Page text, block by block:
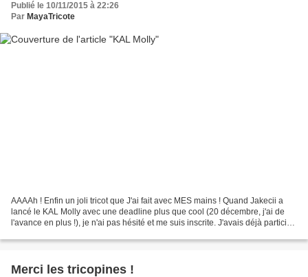
Publié le 10/11/2015 à 22:26
Par MayaTricote
AAAAh ! Enfin un joli tricot que J'ai fait avec MES mains ! Quand Jakecii a
lancé le KAL Molly avec une deadline plus que cool (20 décembre, j'ai de
l'avance en plus !), je n'ai pas hésité et me suis inscrite. J'avais déjà participé
Merci les tricopines !